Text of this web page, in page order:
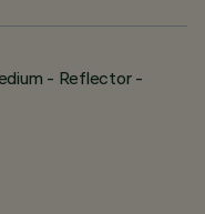
- Reflector -